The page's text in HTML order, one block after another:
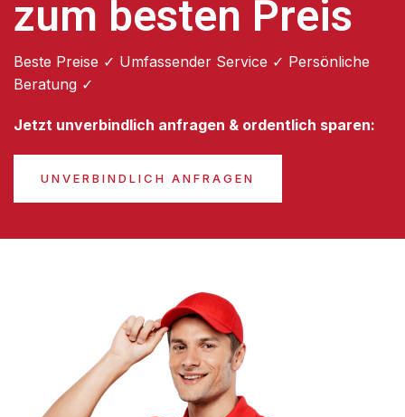
zum besten Preis
Beste Preise ✓ Umfassender Service ✓ Persönliche
Beratung ✓
Jetzt unverbindlich anfragen & ordentlich sparen:
UNVERBINDLICH ANFRAGEN